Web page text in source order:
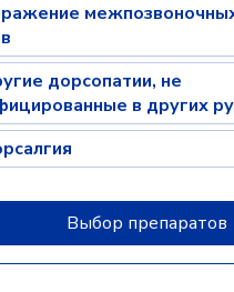
дорсопатии, не
в других
Выбор препаратов